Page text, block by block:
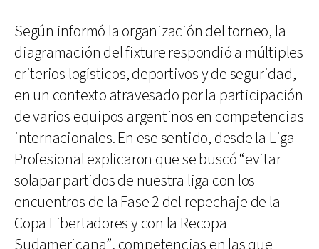
Según informó la organización del torneo, la
diagramación del fixture respondió a múltiples
criterios logísticos, deportivos y de seguridad,
en un contexto atravesado por la participación
de varios equipos argentinos en competencias
internacionales. En ese sentido, desde la Liga
Profesional explicaron que se buscó “evitar
solapar partidos de nuestra liga con los
encuentros de la Fase 2 del repechaje de la
Copa Libertadores y con la Recopa
Sudamericana”, competencias en las que